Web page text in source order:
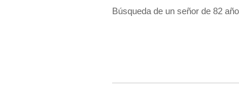
Búsqueda de un señor de 82